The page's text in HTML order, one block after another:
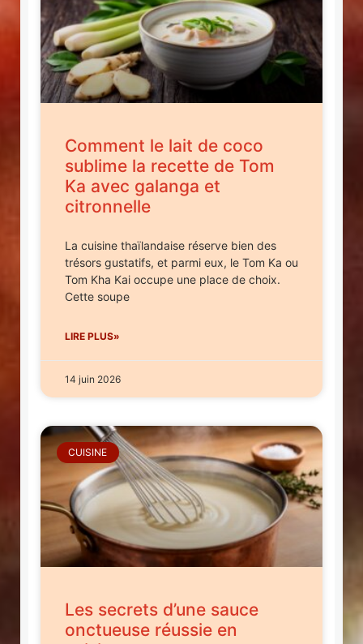
Comment le lait de coco
sublime la recette de Tom
Ka avec galanga et
citronnelle
La cuisine thaïlandaise réserve bien des
trésors gustatifs, et parmi eux, le Tom Ka ou
Tom Kha Kai occupe une place de choix.
Cette soupe
LIRE PLUS»
14 juin 2026
CUISINE
Les secrets d’une sauce
onctueuse réussie en